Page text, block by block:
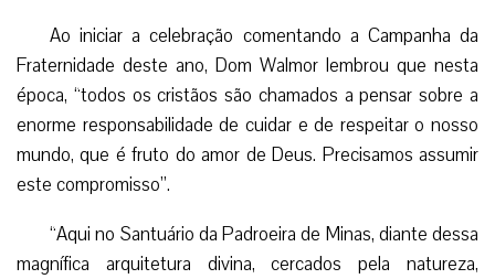
Ao iniciar a celebração comentando a Campanha da
Fraternidade deste ano, Dom Walmor lembrou que nesta
época, “todos os cristãos são chamados a pensar sobre a
enorme responsabilidade de cuidar e de respeitar o nosso
mundo, que é fruto do amor de Deus. Precisamos assumir
este compromisso”.
“Aqui no Santuário da Padroeira de Minas, diante dessa
magnífica arquitetura divina, cercados pela natureza,